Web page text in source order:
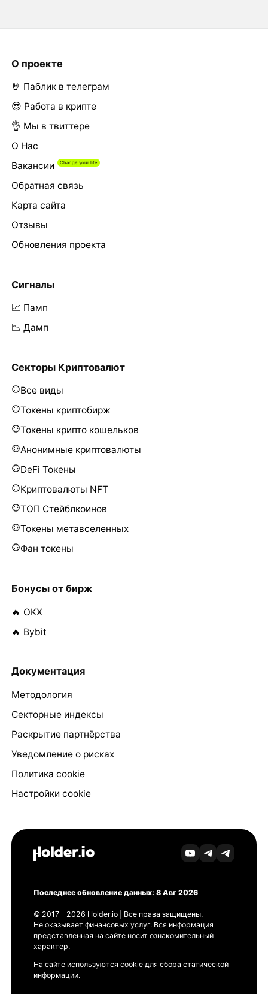
О проекте
🤘 Паблик в телеграм
😎 Работа в крипте
👌 Мы в твиттере
О Нас
Вакансии
Обратная связь
Карта сайта
Отзывы
Обновления проекта
Сигналы
📈 Памп
📉 Дамп
Секторы Криптовалют
Все виды
Токены криптобирж
Токены крипто кошельков
Анонимные криптовалюты
DeFi Токены
Криптовалюты NFT
ТОП Стейблкоинов
Токены метавселенных
Фан токены
Бонусы от бирж
🔥 OKX
🔥 Bybit
Документация
Методология
Секторные индексы
Раскрытие партнёрства
Уведомление о рисках
Политика cookie
Настройки cookie
Последнее обновление данных: 8 Авг 2026
© 2017 - 2026 Holder.io | Все права защищены.
Не оказывает финансовых услуг. Вся информация
представленная на сайте носит ознакомительный
характер.
На сайте используются cookie для сбора статической
информации.